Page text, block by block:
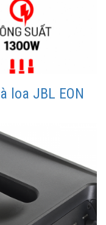
loa JBL EON